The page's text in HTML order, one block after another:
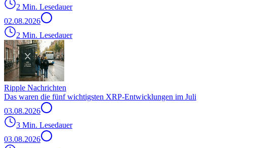
2 Min. Lesedauer
02.08.2026
2 Min. Lesedauer
Ripple Nachrichten
Das waren die fünf wichtigsten XRP-Entwicklungen im Juli
03.08.2026
3 Min. Lesedauer
03.08.2026